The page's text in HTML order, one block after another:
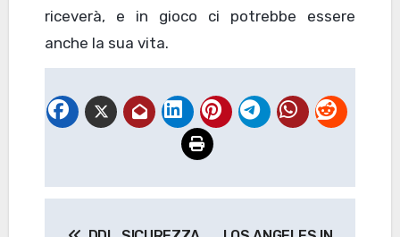
riceverà, e in gioco ci potrebbe essere
anche la sua vita.